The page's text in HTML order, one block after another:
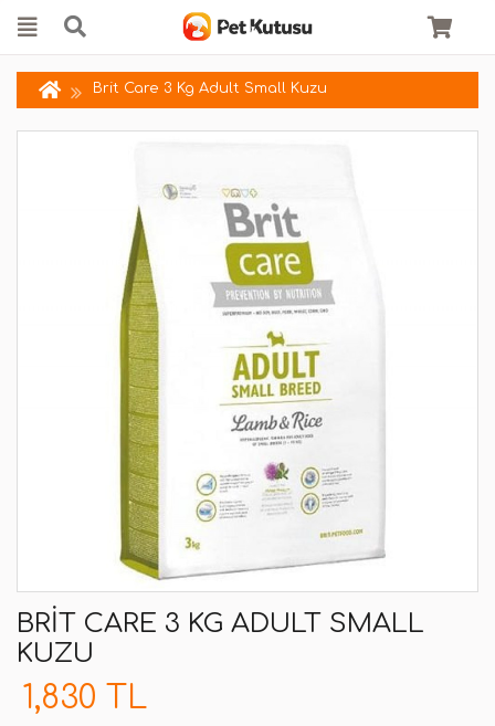
Brit Care 3 Kg Adult Small Kuzu
BRIT CARE 3 KG ADULT SMALL
KUZU
1,830 TL